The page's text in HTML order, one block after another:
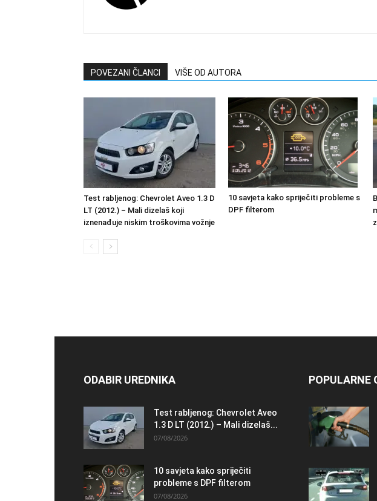
POVEZANI ČLANCI VIŠE OD AUTORA
Test rabljenog: Chevrolet Aveo 1.3 D
LT (2012.) – Mali dizelaš koji
iznenađuje niskim troškovima vožnje
10 savjeta kako spriječiti probleme s
DPF filterom
ODABIR UREDNIKA
Test rabljenog: Chevrolet Aveo
1.3 D LT (2012.) – Mali dizelaš...
07/08/2026
10 savjeta kako spriječiti
probleme s DPF filterom
07/08/2026
POPULARNE